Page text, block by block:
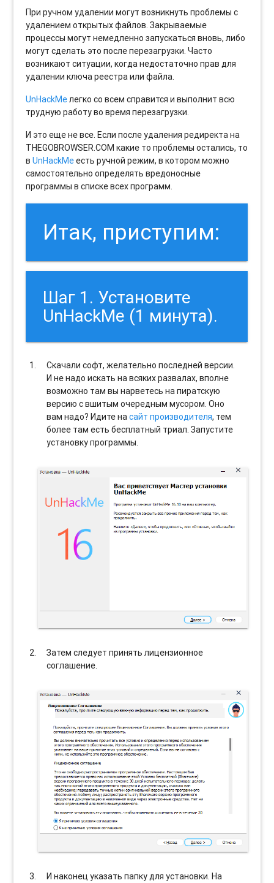
При ручном удалении могут возникнуть проблемы с
удалением открытых файлов. Закрываемые
процессы могут немедленно запускаться вновь, либо
могут сделать это после перезагрузки. Часто
возникают ситуации, когда недостаточно прав для
удалении ключа реестра или файла.
UnHackMeлегко со всем справится и выполнит всю
трудную работу во время перезагрузки.
И это еще не все. Если после удаления редиректа на
THEGOBROWSER.COM какие то проблемы остались, то
вUnHackMeесть ручной режим, в котором можно
самостоятельно определять вредоносные
программы в списке всех программ.
Итак, приступим:
Шаг 1. Установите
UnHackMe (1 минута).
Скачали софт, желательно последней версии.
И не надо искать на всяких развалах, вполне
возможно там вы нарветесь на пиратскую
версию с вшитым очередным мусором. Оно
вам надо? Идите насайт производителя, тем
более там есть бесплатный триал. Запустите
установку программы.
Затем следует принять лицензионное
соглашение.
И наконец указать папку для установки. На